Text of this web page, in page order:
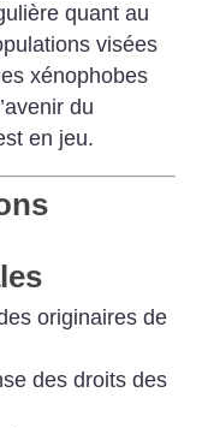
quant au
visées
xénophobes
du
en jeu.
originaires de
des droits des